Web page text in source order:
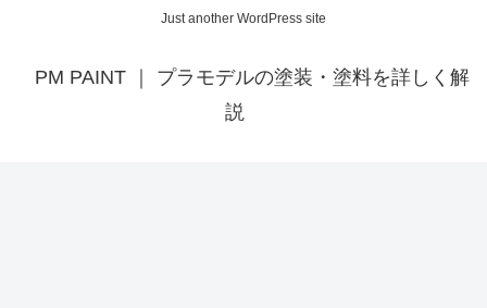
Just another WordPress site
PM PAINT ｜ プラモデルの塗装・塗料を詳しく解
説